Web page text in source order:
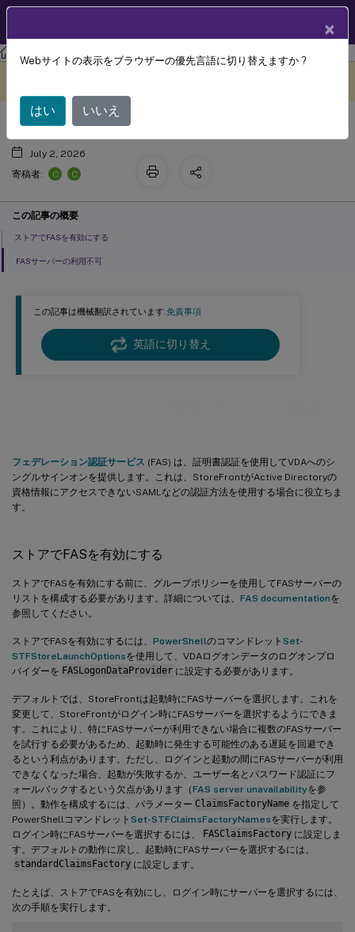
ストアフロント StoreFront 2402
この記事は機械翻訳されています.免責事項
英語に切り替え
フェデレーション認証サービス (FAS) は、証明書認証を使用してVDAへのシ
ングルサインオンを提供します。これは、StoreFrontがActive Directoryの
資格情報にアクセスできないSAMLなどの認証方法を使用する場合に役立ちま
す。
ストアでFASを有効にする
ストアでFASを有効にする前に、グループポリシーを使用してFASサーバーの
リストを構成する必要があります。詳細については、 FAS documentationを
参照してください。
ストアでFASを有効にするには、 PowerShellのコマンドレット Set-
STFStoreLaunchOptionsを使用して、VDAログオンデータのログオンプロ
バイダーを FASLogonDataProvider に設定する必要があります。
デフォルトでは、StoreFrontは起動時にFASサーバーを選択します。これを
変更して、StoreFrontがログイン時にFASサーバーを選択するようにできま
す。これにより、特にFASサーバーが利用できない場合に複数のFASサーバー
を試行する必要があるため、起動時に発生する可能性のある遅延を回避でき
るという利点があります。ただし、ログインと起動の間にFASサーバーが利用
できなくなった場合、起動が失敗するか、ユーザー名とパスワード認証にフ
ォールバックするという欠点があります（FAS server unavailabilityを参
照）。動作を構成するには、パラメーター ClaimsFactoryName を指定して
PowerShellコマンドレット Set-STFClaimsFactoryNamesを実行します。
ログイン時にFASサーバーを選択するには、
FASClaimsFactory に設定しま
す。デフォルトの動作に戻し、起動時にFASサーバーを選択するには、
standardClaimsFactory に設定します。
たとえば、ストアでFASを有効にし、ログイン時にサーバーを選択するには、
次の手順を実行します。
フェデレーション認証サービス構成
July 2, 2026
寄稿者:
C C
この記事の概要
ストアでFASを有効にする
FASサーバーの利用不可
×
Webサイトの表示をブラウザーの優先言語に切り替えますか ?
はい いいえ